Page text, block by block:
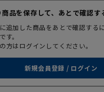
品を保存して、あとで確認す
追加した商品をあとで確認する
す。
方はログインしてください。
新規会員登録 / ログイン